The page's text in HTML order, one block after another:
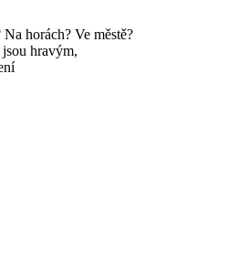
horách? Ve městě?
hravým,